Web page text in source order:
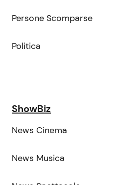
Persone Scomparse
Politica
ShowBiz
News Cinema
News Musica